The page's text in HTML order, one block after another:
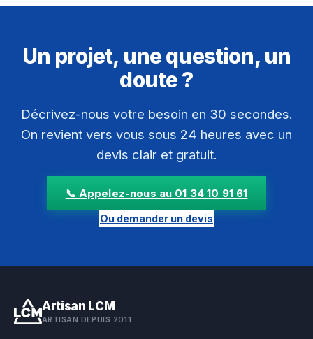
Un projet, une question, un
doute ?
Décrivez-nous votre besoin en 30 secondes.
On revient vers vous sous 24 heures avec un
devis clair et gratuit.
📞 Appelez-nous au 01 34 10 91 61
Ou demander un devis
Artisan LCM
ARTISAN DEPUIS 2011